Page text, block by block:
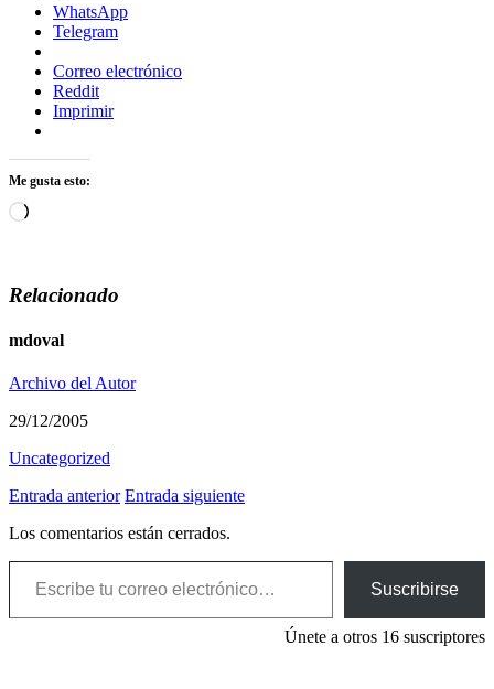
WhatsApp
Telegram
Correo electrónico
Reddit
Imprimir
Me gusta esto:
Cargando...
Relacionado
mdoval
Archivo del Autor
29/12/2005
Uncategorized
Entrada anterior Entrada siguiente
Los comentarios están cerrados.
Escribe tu correo electrónico…
Suscribirse
Únete a otros 16 suscriptores